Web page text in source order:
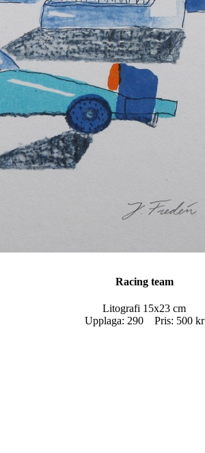
Racing team
Litografi 15x23 cm
Upplaga: 290 Pris: 500 kr